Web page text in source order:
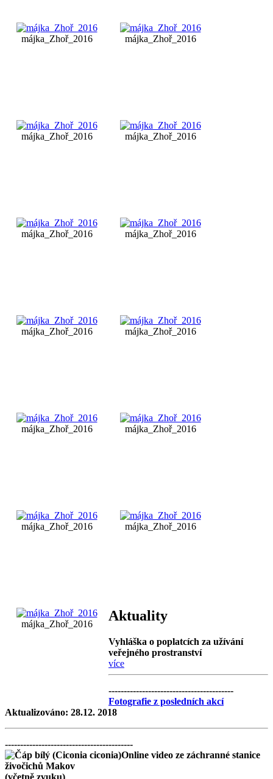
májka_Zhoř_2016 májka_Zhoř_2016
májka_Zhoř_2016 májka_Zhoř_2016
májka_Zhoř_2016 májka_Zhoř_2016
májka_Zhoř_2016 májka_Zhoř_2016
májka_Zhoř_2016 májka_Zhoř_2016
májka_Zhoř_2016 májka_Zhoř_2016
májka_Zhoř_2016
Aktuality
Vyhláška o poplatcích za užívání
veřejného prostranství
více
-----------------------------------------
Fotografie z posledních akcí
Aktualizováno: 28.12. 2018
------------------------------------------
Online video ze záchranné stanice
živočichů Makov
(včetně zvuku)